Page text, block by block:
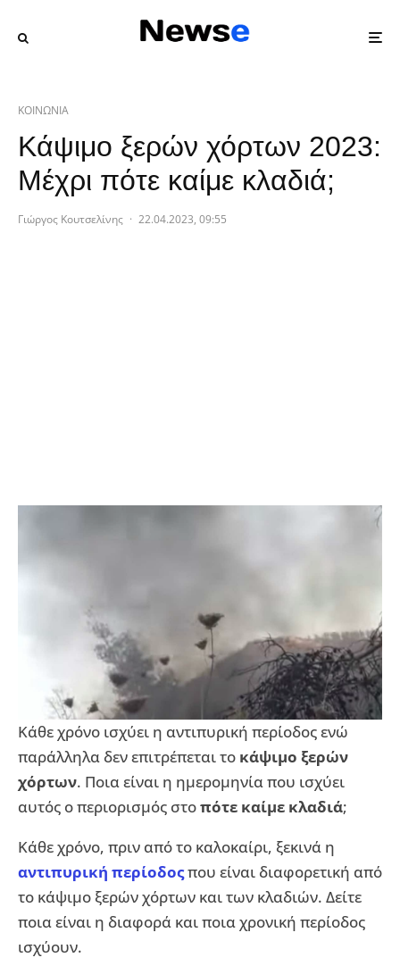
ΚΟΙΝΩΝΙΑ
Κάψιμο ξερών χόρτων 2023:
Μέχρι πότε καίμε κλαδιά;
Γιώργος Κουτσελίνης · 22.04.2023, 09:55
Κάθε χρόνο ισχύει η αντιπυρική περίοδος ενώ
παράλληλα δεν επιτρέπεται το κάψιμο ξερών
χόρτων. Ποια είναι η ημερομηνία που ισχύει
αυτός ο περιορισμός στοπότε καίμε κλαδιά;
Κάθε χρόνο, πριν από το καλοκαίρι, ξεκινά η
αντιπυρική περίοδοςπου είναι διαφορετική από
το κάψιμο ξερών χόρτων και των κλαδιών. Δείτε
ποια είναι η διαφορά και ποια χρονική περίοδος
ισχύουν.